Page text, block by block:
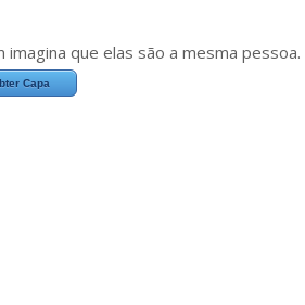
imagina que elas são a mesma pessoa.
Capa